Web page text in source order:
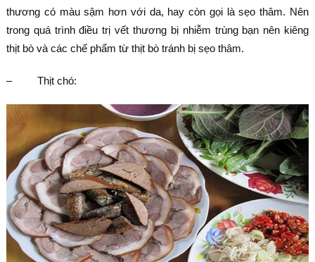
thương có màu sậm hơn với da, hay còn gọi là sẹo thâm. Nên
trong quá trình điều trị vết thương bị nhiễm trùng bạn nên kiêng
thịt bò và các chế phẩm từ thịt bò tránh bị sẹo thâm.
– Thịt chó: